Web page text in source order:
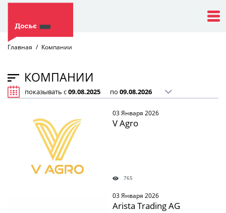
Главная Компании
КОМПАНИИ
показывать с по
03 Января 2026
V Agro
765
03 Января 2026
Arista Trading AG